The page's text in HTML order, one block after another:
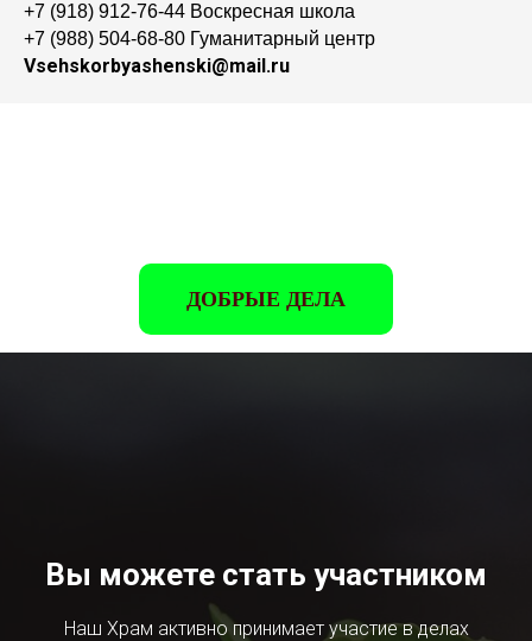
+7 (918) 912-76-44 Воскресная школа
+7 (988) 504-68-80 Гуманитарный центр
Vsehskorbyashenski@mail.ru
ДОБРЫЕ ДЕЛА
Вы можете стать участником
Наш Храм активно принимает участие в делах